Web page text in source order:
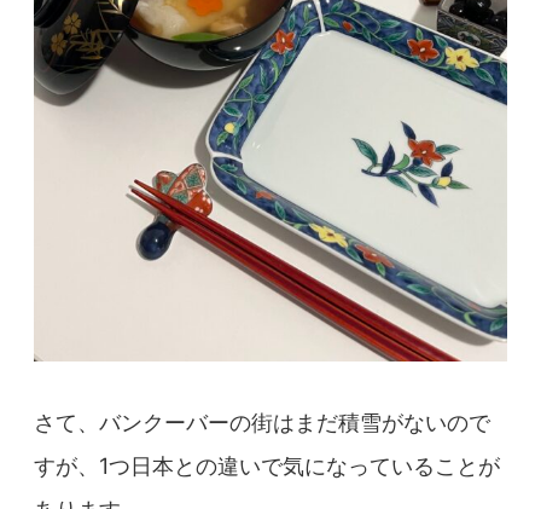
さて、バンクーバーの街はまだ積雪がないので
すが、1つ日本との違いで気になっていることが